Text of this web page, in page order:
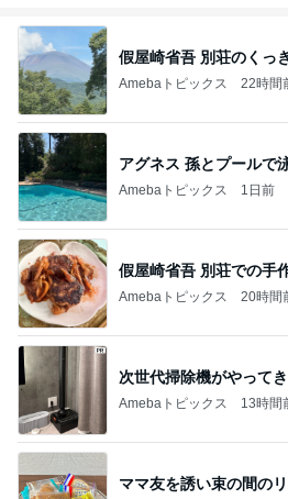
假屋崎省吾 別荘のくっ
Amebaトピックス 22時間
アグネス 孫とプールで
Amebaトピックス 1日前
假屋崎省吾 別荘での手
Amebaトピックス 20時間
次世代掃除機がやってき
Amebaトピックス 13時間
ママ友を誘い束の間の